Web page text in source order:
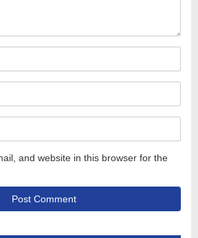
and website in this browser for the